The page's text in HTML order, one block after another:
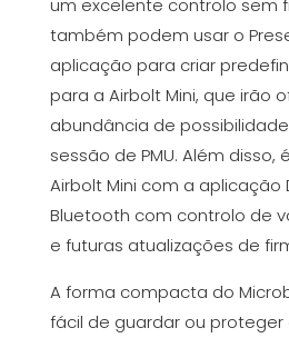
um excelente controlo sem
também podem usar o
aplicação para criar
para a Airbolt Mini, que irão
abundância de
sessão de PMU. Além disso,
Airbolt Mini com a aplicação
Bluetooth com controlo de
e futuras atualizações de
A forma compacta do
fácil de guardar ou proteger